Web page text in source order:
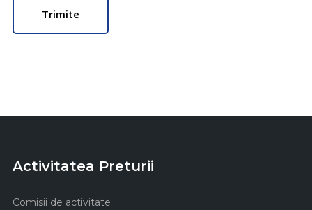
Activitatea Preturii
Comisii de activitate